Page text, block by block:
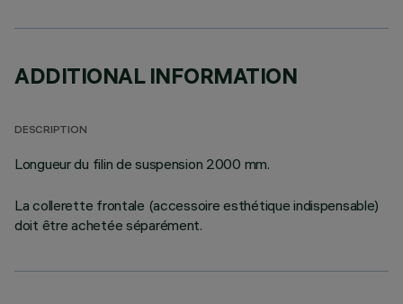
ADDITIONAL INFORMATION
DESCRIPTION
Longueur du filin de suspension 2000 mm.
La collerette frontale (accessoire esthétique indispensable)
doit être achetée séparément.